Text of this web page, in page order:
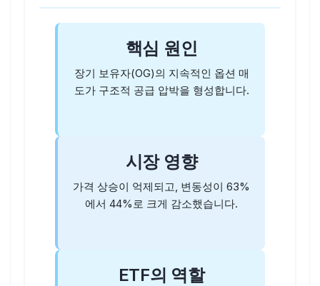
핵심 원인
장기 보유자(OG)의 지속적인 옵션 매
도가 구조적 공급 압박을 형성합니다.
시장 영향
가격 상승이 억제되고, 변동성이 63%
에서 44%로 크게 감소했습니다.
ETF의 역할